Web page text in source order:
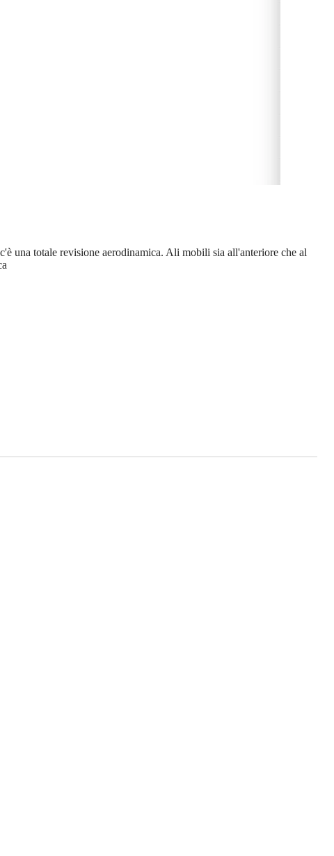
una totale revisione aerodinamica. Ali mobili sia all'anteriore che al